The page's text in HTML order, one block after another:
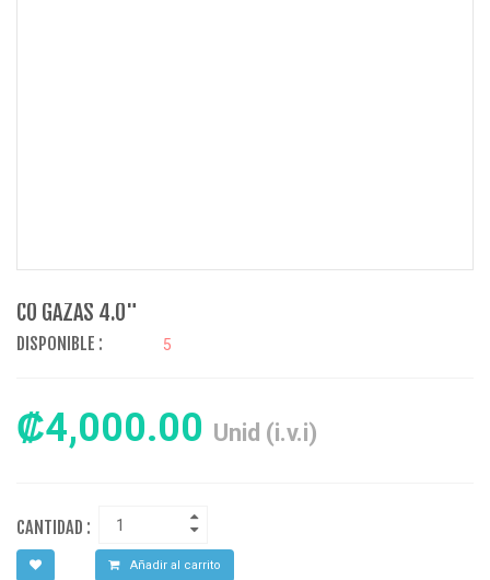
CO GAZAS 4.0"
DISPONIBLE : 5
₡4,000.00 Unid (i.v.i)
CANTIDAD :
Añadir al carrito